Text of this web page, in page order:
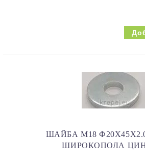
ШАЙБА M18
ШИРОКОПОЛА